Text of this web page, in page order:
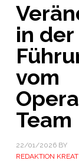
in der
vom
Team
22/01/2026BY
REDAKTION